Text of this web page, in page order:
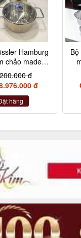
Hamburg
chảo made in
nội địa Đức
đ
đ
hàng